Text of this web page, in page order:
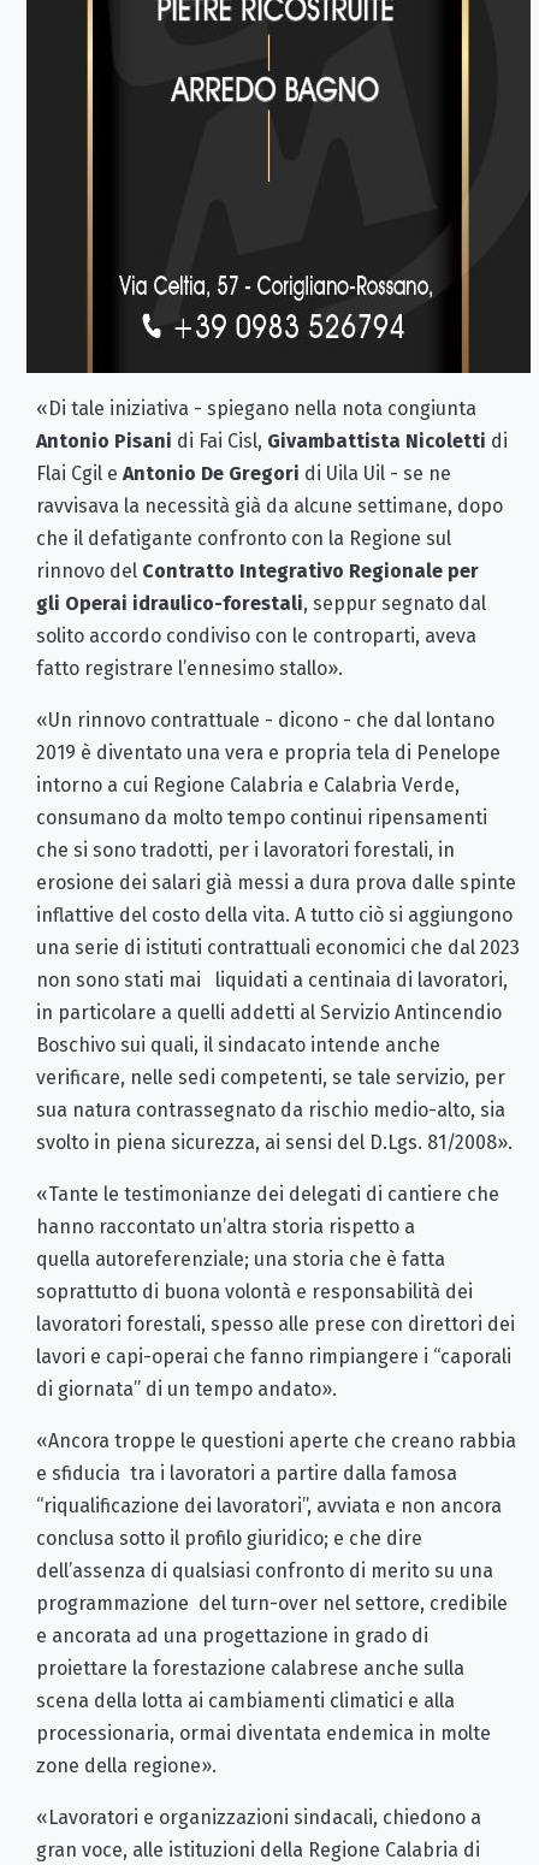
«Di tale iniziativa - spiegano nella nota congiunta
Antonio Pisani di Fai Cisl, Givambattista Nicoletti di
Flai Cgil e Antonio De Gregori di Uila Uil - se ne
ravvisava la necessità già da alcune settimane, dopo
che il defatigante confronto con la Regione sul
rinnovo del Contratto Integrativo Regionale per
gli Operai idraulico-forestali, seppur segnato dal
solito accordo condiviso con le controparti, aveva
fatto registrare l’ennesimo stallo».
«Un rinnovo contrattuale - dicono - che dal lontano
2019 è diventato una vera e propria tela di Penelope
intorno a cui Regione Calabria e Calabria Verde,
consumano da molto tempo continui ripensamenti
che si sono tradotti, per i lavoratori forestali, in
erosione dei salari già messi a dura prova dalle spinte
inflattive del costo della vita. A tutto ciò si aggiungono
una serie di istituti contrattuali economici che dal 2023
non sono stati mai liquidati a centinaia di lavoratori,
in particolare a quelli addetti al Servizio Antincendio
Boschivo sui quali, il sindacato intende anche
verificare, nelle sedi competenti, se tale servizio, per
sua natura contrassegnato da rischio medio-alto, sia
svolto in piena sicurezza, ai sensi del D.Lgs. 81/2008».
«Tante le testimonianze dei delegati di cantiere che
hanno raccontato un’altra storia rispetto a
quella autoreferenziale; una storia che è fatta
soprattutto di buona volontà e responsabilità dei
lavoratori forestali, spesso alle prese con direttori dei
lavori e capi-operai che fanno rimpiangere i “caporali
di giornata” di un tempo andato».
«Ancora troppe le questioni aperte che creano rabbia
e sfiducia tra i lavoratori a partire dalla famosa
“riqualificazione dei lavoratori”, avviata e non ancora
conclusa sotto il profilo giuridico; e che dire
dell’assenza di qualsiasi confronto di merito su una
programmazione del turn-over nel settore, credibile
e ancorata ad una progettazione in grado di
proiettare la forestazione calabrese anche sulla
scena della lotta ai cambiamenti climatici e alla
processionaria, ormai diventata endemica in molte
zone della regione».
«Lavoratori e organizzazioni sindacali, chiedono a
gran voce, alle istituzioni della Regione Calabria di